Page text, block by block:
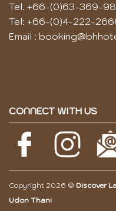
Tel. +66-(0)63-369-
Tel: +66-(0)4-222-
Email :
CONNECT WITH US
Copyright 2026 © Discover
Udon Thani